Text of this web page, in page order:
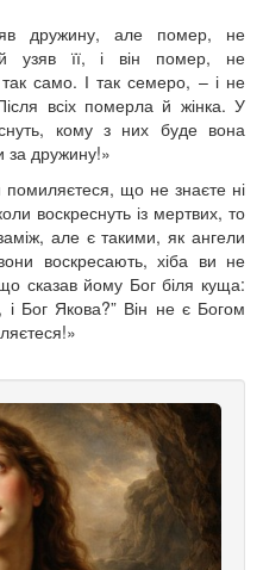
дружину, але помер, не
узяв її, і він помер, не
само. І так семеро, – і не
всіх померла й жінка. У
кому з них буде вона
за дружину!»
помиляєтеся, що не знаєте ні
воскреснуть із мертвих, то
але є такими, як ангели
воскресають, хіба ви не
сказав йому Бог біля куща:
Бог Якова?” Він не є Богом